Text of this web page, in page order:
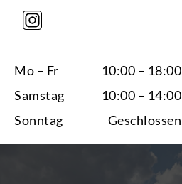
Mo – Fr
10:00 – 18:00
Samstag
10:00 – 14:00
Sonntag
Geschlossen